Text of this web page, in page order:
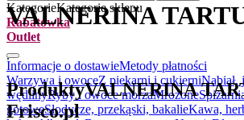
KategorieKategorie sklepu
Rabatówka
Outlet
Informacje o dostawieMetody płatności
Warzywa i owoceZ piekarni i cukierniNabiał,
wędlinyRyby i owoce morzaMrożone
gotoweSłodycze, przekąski, bakalieKawa,
VALNERINA
.
ProduktyVALNERINA
Frisco.pl